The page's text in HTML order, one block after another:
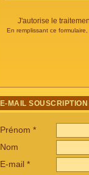
J'autorise le
En remplissant ce
E-MAIL SOUSCRIPTION
Prénom *
Nom
E-mail *